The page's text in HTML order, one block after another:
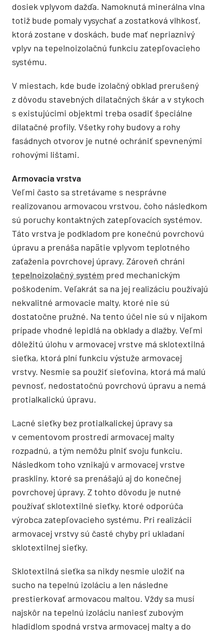
dosiek vplyvom dažďa. Namoknutá minerálna vlna
totiž bude pomaly vysychať a zostatková vlhkosť,
ktorá zostane v doskách, bude mať nepriaznivý
vplyv na tepelnoizolačnú funkciu zatepľovacieho
systému.
V miestach, kde bude izolačný obklad prerušený
z dôvodu stavebných dilatačných škár a v stykoch
s existujúcimi objektmi treba osadiť špeciálne
dilatačné profily. Všetky rohy budovy a rohy
fasádnych otvorov je nutné ochrániť spevnenými
rohovými lištami.
Armovacia vrstva
Veľmi často sa stretávame s nesprávne
realizovanou armovacou vrstvou, čoho následkom
sú poruchy kontaktných zatepľovacích systémov.
Táto vrstva je podkladom pre konečnú povrchovú
úpravu a prenáša napätie vplyvom teplotného
zaťaženia povrchovej úpravy. Zároveň chráni
tepelnoizolačný systém pred mechanickým
poškodením. Veľakrát sa na jej realizáciu používajú
nekvalitné armovacie malty, ktoré nie sú
dostatočne pružné. Na tento účel nie sú v nijakom
prípade vhodné lepidlá na obklady a dlažby. Veľmi
dôležitú úlohu v armovacej vrstve má sklotextilná
sieťka, ktorá plní funkciu výstuže armovacej
vrstvy. Nesmie sa použiť sieťovina, ktorá má malú
pevnosť, nedostatočnú povrchovú úpravu a nemá
protialkalickú úpravu.
Lacné sieťky bez protialkalickej úpravy sa
v cementovom prostredí armovacej malty
rozpadnú, a tým nemôžu plniť svoju funkciu.
Následkom toho vznikajú v armovacej vrstve
praskliny, ktoré sa prenášajú aj do konečnej
povrchovej úpravy. Z tohto dôvodu je nutné
používať sklotextilné sieťky, ktoré odporúča
výrobca zatepľovacieho systému. Pri realizácii
armovacej vrstvy sú časté chyby pri ukladaní
sklotextilnej sieťky.
Sklotextilná sieťka sa nikdy nesmie uložiť na
sucho na tepelnú izoláciu a len následne
prestierkovať armovacou maltou. Vždy sa musí
najskôr na tepelnú izoláciu naniesť zubovým
hladidlom spodná vrstva armovacej malty a do